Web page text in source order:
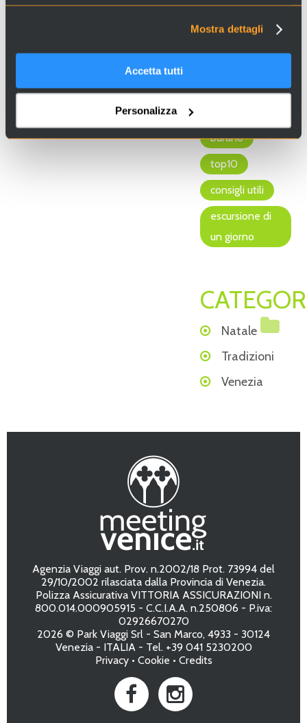
Mostra dettagli
Accetta tutti
Personalizza
veneta
food
lido
bacaro tour
burano
top10
consigli utili
escursione di
un giorno
Natale
Tradizioni
Venezia
Agenzia Viaggi aut. Prov. n.2002/18 Prot. 73994 del
29/10/2002 rilasciata dalla Provincia di Venezia.
Polizza Assicurativa VITTORIA ASSICURAZIONI n.
800.014.000905915 - C.C.I.A.A. n.250806 - P.iva:
02926670270
2026 © Park Viaggi Srl - San Marco, 4933 - 30124
Venezia - ITALIA - Tel. +39 041 5230200
Privacy• Cookie • Credits